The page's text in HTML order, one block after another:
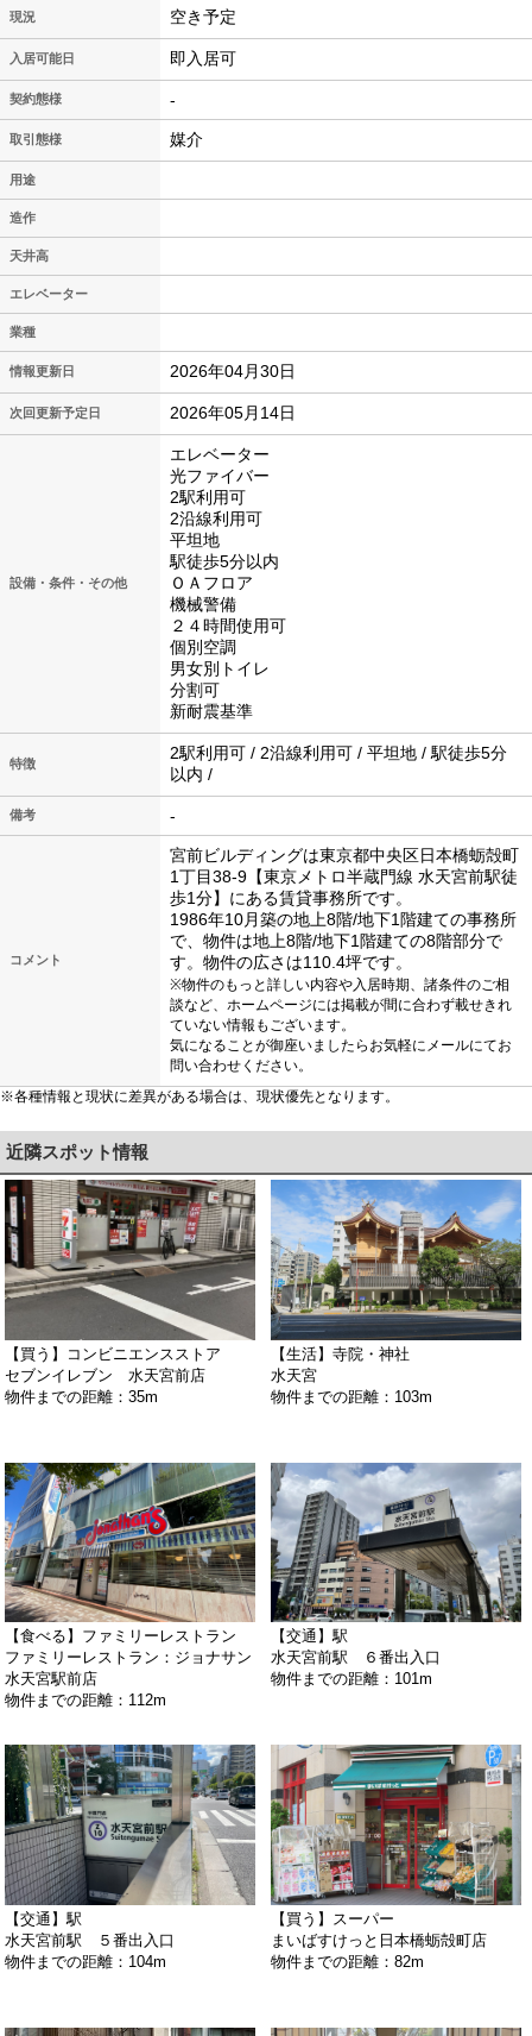
現況 空き予定
入居可能日 即入居可
契約態様 -
取引態様 媒介
用途
造作
天井高
エレベーター
業種
情報更新日 2026年04月30日
次回更新予定日 2026年05月14日
設備・条件・その他
エレベーター
光ファイバー
2駅利用可
2沿線利用可
平坦地
駅徒歩5分以内
ＯＡフロア
機械警備
２４時間使用可
個別空調
男女別トイレ
分割可
新耐震基準
特徴
2駅利用可 / 2沿線利用可 / 平坦地 / 駅徒歩5分
以内 /
備考 -
コメント
宮前ビルディングは東京都中央区日本橋蛎殻町
1丁目38-9【東京メトロ半蔵門線 水天宮前駅徒
歩1分】にある賃貸事務所です。
1986年10月築の地上8階/地下1階建ての事務所
で、物件は地上8階/地下1階建ての8階部分で
す。物件の広さは110.4坪です。
※物件のもっと詳しい内容や入居時期、諸条件のご相
談など、ホームページには掲載が間に合わず載せきれ
ていない情報もございます。
気になることが御座いましたらお気軽にメールにてお
問い合わせください。
※各種情報と現状に差異がある場合は、現状優先となります。
近隣スポット情報
【買う】コンビニエンスストア
セブンイレブン 水天宮前店
物件までの距離：35m
【生活】寺院・神社
水天宮
物件までの距離：103m
【食べる】ファミリーレストラン
ファミリーレストラン：ジョナサン
水天宮駅前店
物件までの距離：112m
【交通】駅
水天宮前駅 ６番出入口
物件までの距離：101m
【交通】駅
水天宮前駅 ５番出入口
物件までの距離：104m
【買う】スーパー
まいばすけっと日本橋蛎殻町店
物件までの距離：82m